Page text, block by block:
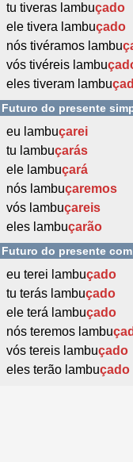
tu tiveras lambuçado
ele tivera lambuçado
nós tivéramos lambu
vós tivéreis lambu
eles tiveram lambu
Futuro do presente
eu lambuçarei
tu lambuçarás
ele lambuçará
nós lambuçaremos
vós lambuçareis
eles lambuçarão
Futuro do presente
eu terei lambuçado
tu terás lambuçado
ele terá lambuçado
nós teremos lambu
vós tereis lambuçado
eles terão lambuçado